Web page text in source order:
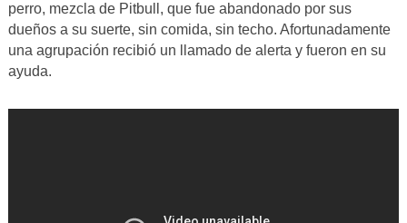
perro, mezcla de Pitbull, que fue abandonado por sus
dueños a su suerte, sin comida, sin techo. Afortunadamente
una agrupación recibió un llamado de alerta y fueron en su
ayuda.